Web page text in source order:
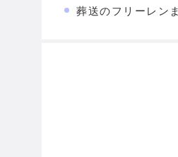
葬送のフリーレン